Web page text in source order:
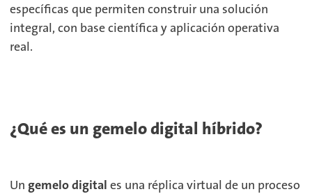
específicas que permiten construir una solución
integral, con base científica y aplicación operativa
real.
¿Qué es un gemelo digital híbrido?
Un gemelo digital es una réplica virtual de un proceso